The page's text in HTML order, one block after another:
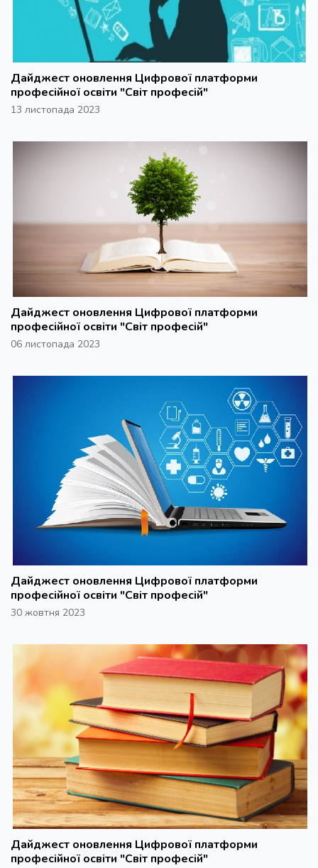
Дайджест оновлення Цифрової платформи
професійної освіти "Світ професій"
13 листопада 2023
Дайджест оновлення Цифрової платформи
професійної освіти "Світ професій"
06 листопада 2023
Дайджест оновлення Цифрової платформи
професійної освіти "Світ професій"
30 жовтня 2023
Дайджест оновлення Цифрової платформи
професійної освіти "Світ професій"